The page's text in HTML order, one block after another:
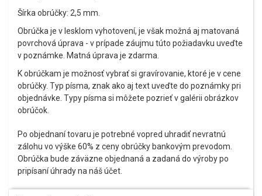
Šírka obrúčky: 2,5 mm.
Obrúčka je v lesklom vyhotovení, je však možná aj matovaná
povrchová úprava - v prípade záujmu túto požiadavku uveďte
v poznámke. Matná úprava je zdarma.
K obrúčkam je možnosť vybrať si gravírovanie, ktoré je v cene
obrúčky. Typ písma, znak ako aj text uveďte do poznámky pri
objednávke. Typy písma si môžete pozrieť v galérii obrázkov
obrúčok.
Po objednaní tovaru je potrebné vopred uhradiť nevratnú
zálohu vo výške 60% z ceny obrúčky bankovým prevodom.
Obrúčka bude záväzne objednaná a zadaná do výroby po
pripísaní úhrady na náš účet.